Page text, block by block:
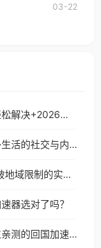
的问题，无论人在
03-22
在法国用哔哩哔哩地区限制怎么办？轻松解决+2026世界杯看球攻略
在新西兰用探探地区限制怎么办？海外生活的社交与内容之困
欧洲杯直播CCTV5怎么看？海外党突破地域限制的实用指南
器选对了吗？
国外看不了哔哩哔哩怎么办呀？留学生亲测的回国加速全攻略（含酷我音乐渤海银行解决方法）